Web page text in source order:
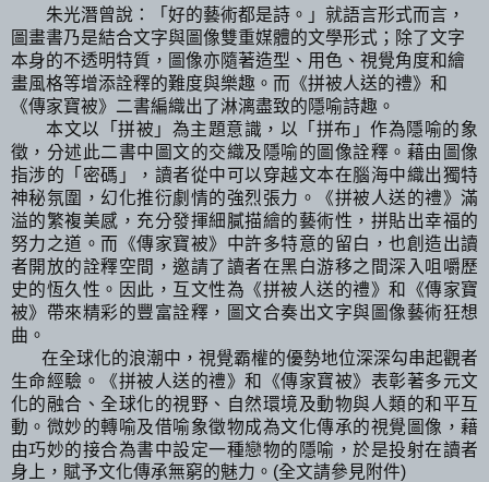
朱光潛曾說：「好的藝術都是詩。」就語言形式而言，
圖畫書乃是結合文字與圖像雙重媒體的文學形式；除了文字
本身的不透明特質， 圖像亦隨著造型、用色、視覺角度和繪
畫風格等增添詮釋的難度與樂趣。而《拼被人送的禮》和
《傳家寶被》二書編織出了淋漓盡致的隱喻詩趣。
本文以「拼被 」 為主題意識，以「拼布」作為隱喻的象
徵，分述此二書中圖文的交織及隱喻的圖像詮釋。 藉由圖像
指涉的「密碼」，讀者從中可以穿越文本在腦海中織出獨特
神秘氛圍，幻化推衍劇情的強烈張力。 《拼被人送的禮》滿
溢的繁複美感，充分發揮細膩描繪的藝術性，拼貼出幸福的
努力之道。而《傳家寶被》中許多特意的留白，也創造出讀
者開放的詮釋空間，邀請了讀者在黑白游移之間深入咀嚼歷
史的恆久性。因此，互文性為《拼被人送的禮》和《傳家寶
被》帶來精彩的豐富詮釋，圖文合奏出文字與圖像藝術狂想
曲。
在全球化的浪潮中，視覺霸權的優勢地位深深勾串起觀者
生命經驗。《拼被人送的禮》和《傳家寶被》表彰著多元文
化的融合、全球化的視野、自然環境及動物與人類的和平互
動。 微妙的轉喻及借喻象徵物成為文化傳承的視覺圖像，藉
由巧妙的接合為書中設定一種戀物的隱喻，於是投射在讀者
身上，賦予文化傳承無窮的魅力。(全文請參見附件)